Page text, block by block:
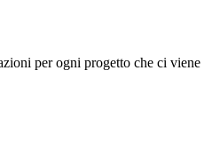
per ogni progetto che ci viene